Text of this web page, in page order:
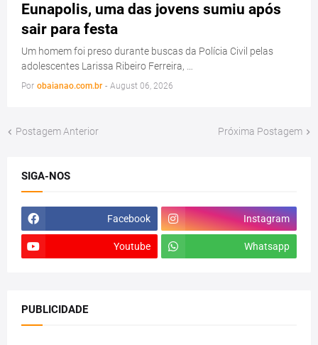
Eunapolis, uma das jovens sumiu após
sair para festa
Um homem foi preso durante buscas da Polícia Civil pelas
adolescentes Larissa Ribeiro Ferreira, …
Por obaianao.com.br - August 06, 2026
Postagem Anterior Próxima Postagem
SIGA-NOS
Facebook Instagram
Youtube Whatsapp
PUBLICIDADE